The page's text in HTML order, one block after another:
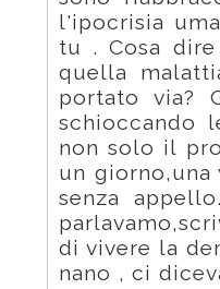
l'ipocrisia
tu . Cosa
quella
portato via?
schioccando
non solo il
un giorno,una
senza
di vivere la
nano , ci